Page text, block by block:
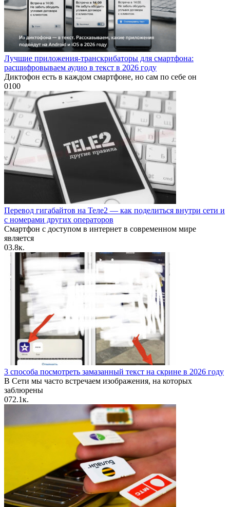
Лучшие приложения-транскрибаторы для смартфона:
расшифровываем аудио в текст в 2026 году
Диктофон есть в каждом смартфоне, но сам по себе он
0100
Перевод гигабайтов на Теле2 — как поделиться внутри сети и
с номерами других операторов
Смартфон с доступом в интернет в современном мире
является
03.8к.
3 способа посмотреть замазанный текст на скрине в 2026 году
В Сети мы часто встречаем изображения, на которых
заблюрены
072.1к.